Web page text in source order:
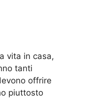
vita in casa,
tanti
offrire
piuttosto